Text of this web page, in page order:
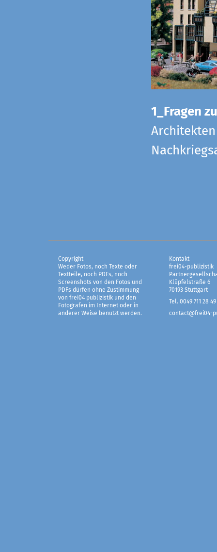
1_Fragen
Copyright
Weder Fotos, noch Texte oder
Textteile, noch PDFs, noch
Screenshots von den Fotos und
PDFs dürfen ohne Zustimmung
von frei04 publizistik und den
Fotografen im Internet oder in
anderer Weise benutzt werden.
Kontakt
frei04-publizistik
Klüpfelstraße 6
70193 Stuttgart
Tel. 0049 711 28 49
contact@frei04-